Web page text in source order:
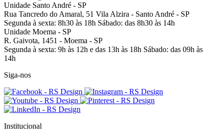
Unidade Santo André - SP
Rua Tancredo do Amaral, 51 Vila Alzira - Santo André - SP
Segunda à sexta: 8h30 às 18h Sábado: das 8h30 às 14h
Unidade Moema - SP
R. Gaivota, 1451 - Moema - SP
Segunda à sexta: 9h às 12h e das 13h às 18h Sábado: das 09h às
14h
Siga-nos
Institucional